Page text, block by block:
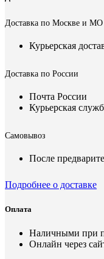
Доставка по Москве и МО
Курьерская
Доставка по России
Почта России
Курьерская
Самовывоз
После
Подробнее о доставке
Оплата
Наличными при
Онлайн через